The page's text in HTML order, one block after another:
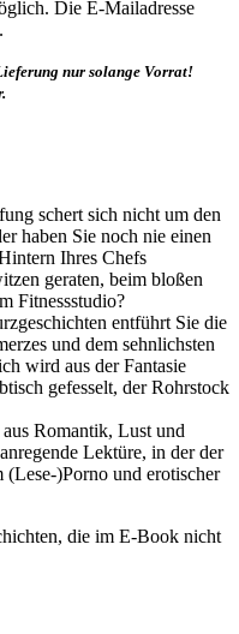
Die E-Mailadresse
nur solange Vorrat!
schert sich nicht um den
haben Sie noch nie einen
Ihres Chefs
geraten, beim bloßen
Fitnessstudio?
entführt Sie die
und dem sehnlichsten
wird aus der Fantasie
gefesselt, der Rohrstock
Romantik, Lust und
Lektüre, in der der
)Porno und erotischer
die im E-Book nicht